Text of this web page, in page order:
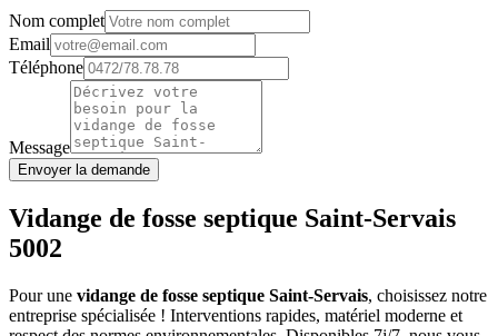
Nom complet
Email
Téléphone
Message
Envoyer la demande
Vidange de fosse septique Saint-Servais
5002
Pour une vidange de fosse septique Saint-Servais, choisissez notre
entreprise spécialisée ! Interventions rapides, matériel moderne et